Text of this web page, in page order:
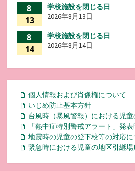
8
13
学校施設を閉じる日
2026年8月13日
8
14
学校施設を閉じる日
2026年8月14日
個人情報および肖像権について
いじめ防止基本方針
台風時（暴風警報）における児
「熱中症特別警戒アラート」発
地震時の児童の登下校等の対応に
緊急時における児童の地区引継場